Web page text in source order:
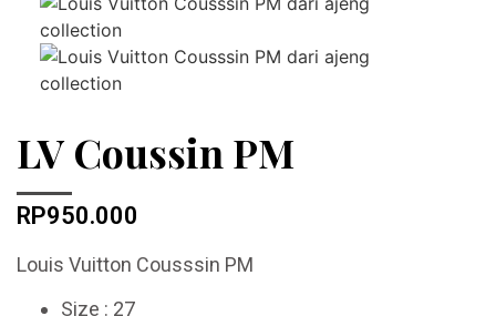
LV Coussin PM
RP950.000
Louis Vuitton Cousssin PM
Size : 27